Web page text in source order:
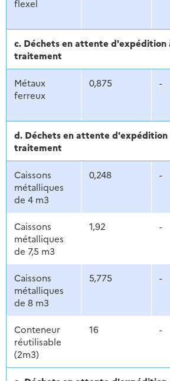
flexel
c. Déchets en attente d'expédition
traitement
Métaux
ferreux
0,875 -
d. Déchets en attente d'expédition
traitement
Caissons
métalliques
de 4 m3
0,248 -
Caissons
métalliques
de 7,5 m3
1,92 -
Caissons
métalliques
de 8 m3
5,775 -
Conteneur
réutilisable
(2m3)
16 -